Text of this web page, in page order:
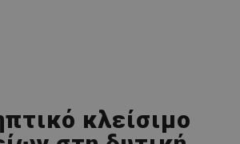
κλείσιμο